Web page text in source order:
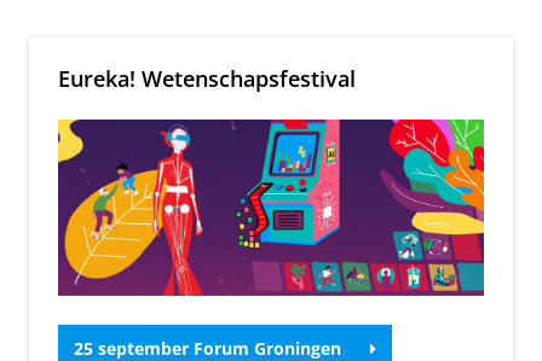
Eureka! Wetenschapsfestival
25 september Forum Groningen